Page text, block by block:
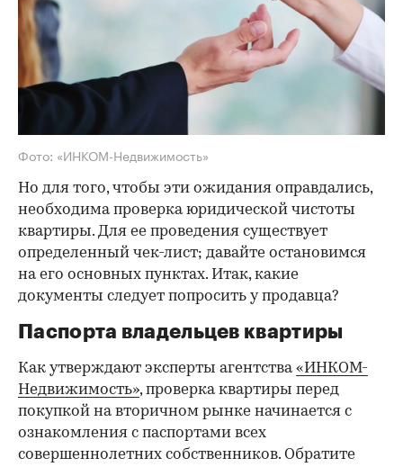
Фото: «ИНКОМ-Недвижимость»
Но для того, чтобы эти ожидания оправдались,
необходима проверка юридической чистоты
квартиры. Для ее проведения существует
определенный чек-лист; давайте остановимся
на его основных пунктах. Итак, какие
документы следует попросить у продавца?
Паспорта владельцев квартиры
Как утверждают эксперты агентства«ИНКОМ-
Недвижимость», проверка квартиры перед
покупкой на вторичном рынке начинается с
ознакомления с паспортами всех
совершеннолетних собственников. Обратите